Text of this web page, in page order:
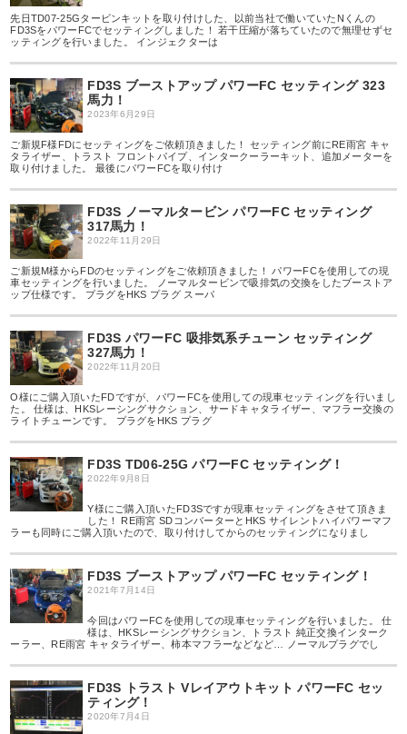
先日TD07-25Gタービンキットを取り付けした、以前当社で働いていたNくんの
FD3SをパワーFCでセッティングしました！ 若干圧縮が落ちていたので無理せずセ
ッティングを行いました。 インジェクターは
FD3S ブーストアップ パワーFC セッティング 323
馬力！
2023年6月29日
ご新規F様FDにセッティングをご依頼頂きました！ セッティング前にRE雨宮 キャ
タライザー、トラスト フロントパイプ、インタークーラーキット、追加メーターを
取り付けました。 最後にパワーFCを取り付け
FD3S ノーマルタービン パワーFC セッティング
317馬力！
2022年11月29日
ご新規M様からFDのセッティングをご依頼頂きました！ パワーFCを使用しての現
車セッティングを行いました。 ノーマルタービンで吸排気の交換をしたブーストア
ップ仕様です。 プラグをHKS プラグ スーパ
FD3S パワーFC 吸排気系チューン セッティング
327馬力！
2022年11月20日
O様にご購入頂いたFDですが、パワーFCを使用しての現車セッティングを行いまし
た。 仕様は、HKSレーシングサクション、サードキャタライザー、マフラー交換の
ライトチューンです。 プラグをHKS プラグ
FD3S TD06-25G パワーFC セッティング！
2022年9月8日
Y様にご購入頂いたFD3Sですが現車セッティングをさせて頂きま
した！ RE雨宮 SDコンバーターとHKS サイレントハイパワーマフ
ラーも同時にご購入頂いたので、取り付けしてからのセッティングになりまし
FD3S ブーストアップ パワーFC セッティング！
2021年7月14日
今回はパワーFCを使用しての現車セッティングを行いました。 仕
様は、HKSレーシングサクション、トラスト 純正交換インターク
ーラー、RE雨宮 キャタライザー、柿本マフラーなどなど… ノーマルプラグでし
FD3S トラスト Vレイアウトキット パワーFC セッ
ティング！
2020年7月4日